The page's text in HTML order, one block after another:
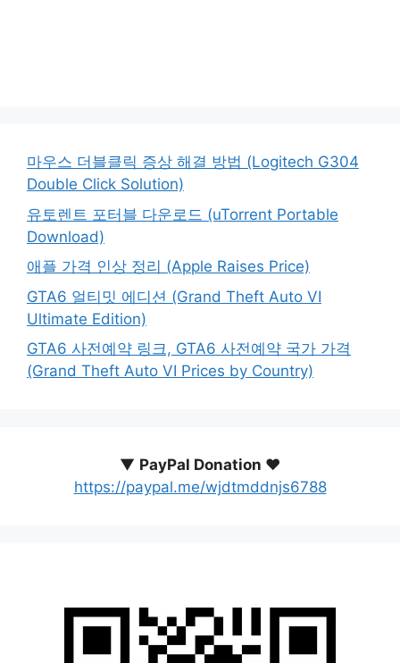
마우스 더블클릭 증상 해결 방법 (Logitech G304
Double Click Solution)
유토렌트 포터블 다운로드 (uTorrent Portable
Download)
애플 가격 인상 정리 (Apple Raises Price)
GTA6 얼티밋 에디션 (Grand Theft Auto VI
Ultimate Edition)
GTA6 사전예약 링크, GTA6 사전예약 국가 가격
(Grand Theft Auto VI Prices by Country)
▼ PayPal Donation ♥️
https://paypal.me/wjdtmddnjs6788